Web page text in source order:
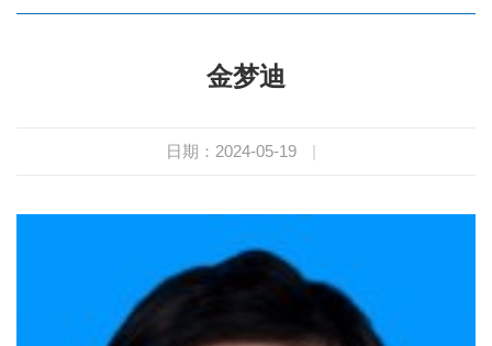
金梦迪
日期：2024-05-19 |